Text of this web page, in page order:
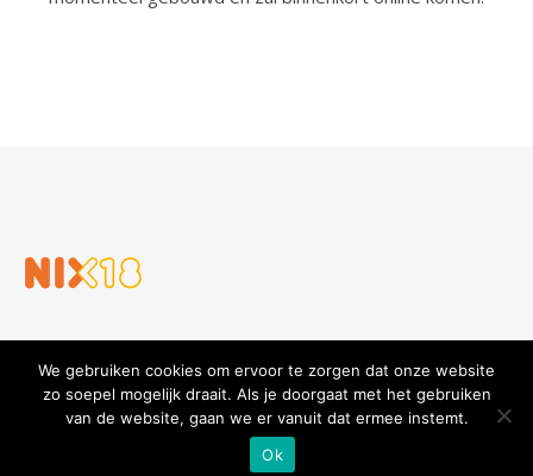
Slijterij en Wijnhandel Gouders
Algemene voorwaarden
We gebruiken cookies om ervoor te zorgen dat onze website
zo soepel mogelijk draait. Als je doorgaat met het gebruiken
van de website, gaan we er vanuit dat ermee instemt.
Ok